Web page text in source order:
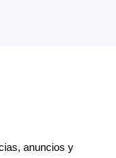
anuncios y